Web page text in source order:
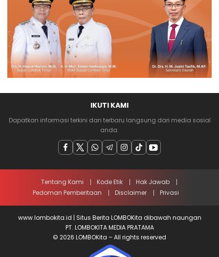
IKUTI KAMI
Dapatkan informasi terkini dan terbaru langsung dari media sosial
anda.
Tentang Kami Kode Etik
Hak Jawab
Pedoman Pemberitaan
Disclaimer Privasi
www.lombokita.id | Situs Berita LOMBOKita dibawah naungan
PT. LOMBOKITA MEDIA PRATAMA
© 2026 LOMBOKita – All rights reserved